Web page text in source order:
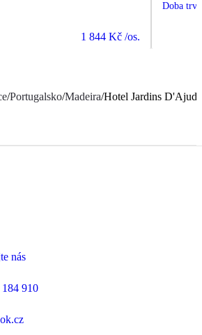
1 844 Kč /os.
Doba
/Portugalsko/Madeira/Hotel Jardins D'Ajuda
nás
910